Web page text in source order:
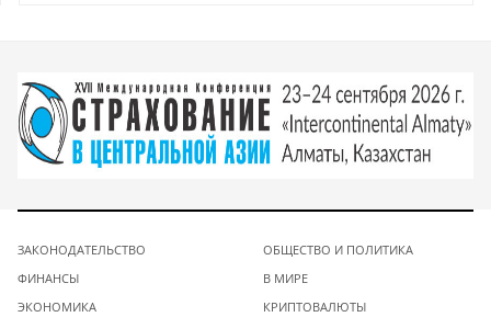
ЗАКОНОДАТЕЛЬСТВО
ФИНАНСЫ
ЭКОНОМИКА
ОБЩЕСТВО И ПОЛИТИКА
В МИРЕ
КРИПТОВАЛЮТЫ